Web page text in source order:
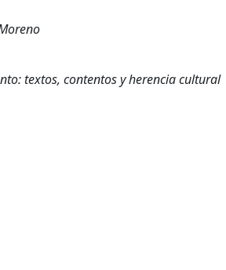
textos, contentos y herencia cultural